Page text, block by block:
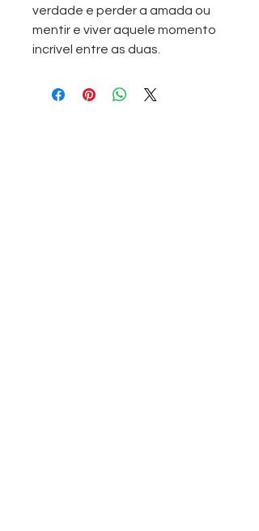
verdade e perder a amada ou
mentir e viver aquele momento
incrível entre as duas.